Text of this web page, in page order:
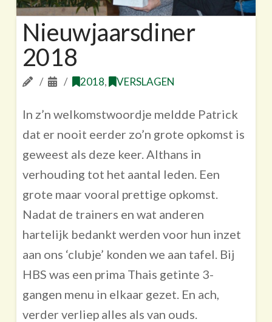
Nieuwjaarsdiner
2018
2018, VERSLAGEN
In z’n welkomstwoordje meldde Patrick
dat er nooit eerder zo’n grote opkomst is
geweest als deze keer. Althans in
verhouding tot het aantal leden. Een
grote maar vooral prettige opkomst.
Nadat de trainers en wat anderen
hartelijk bedankt werden voor hun inzet
aan ons ‘clubje’ konden we aan tafel. Bij
HBS was een prima Thais getinte 3-
gangen menu in elkaar gezet. En ach,
verder verliep alles als van ouds.